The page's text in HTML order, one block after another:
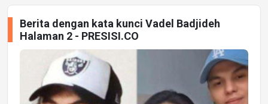
Berita dengan kata kunci Vadel Badjideh
Halaman 2 - PRESISI.CO